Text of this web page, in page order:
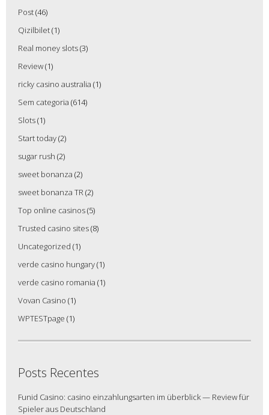
Post(46)
Qizilbilet(1)
Real money slots(3)
Review(1)
ricky casino australia (1)
Sem categoria (614)
Slots(1)
Start today(2)
sugar rush (2)
sweet bonanza (2)
sweet bonanza TR(2)
Top online casinos(5)
Trusted casino sites(8)
Uncategorized (1)
verde casino hungary(1)
verde casino romania (1)
Vovan Casino (1)
WPTESTpage (1)
Posts Recentes
Funid Casino: casino einzahlungsarten im überblick — Review für
Spieler aus Deutschland